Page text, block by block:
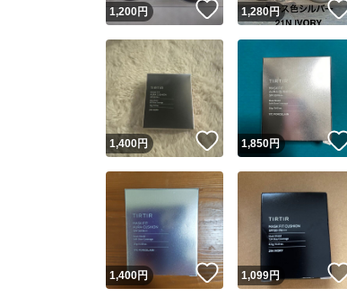
1,200円 いいね！
1,280円
1,400円 いいね！
1,850円
1,400円 いいね！
1,099円